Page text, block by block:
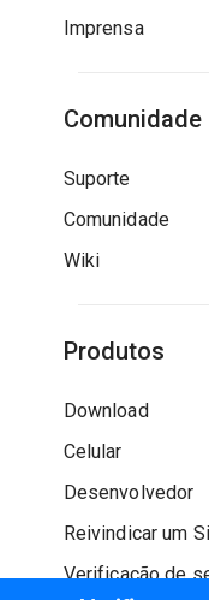
Imprensa
Comunidade
Suporte
Comunidade
Wiki
Produtos
Download
Celular
Desenvolvedor
Reivindicar um
Verificação de